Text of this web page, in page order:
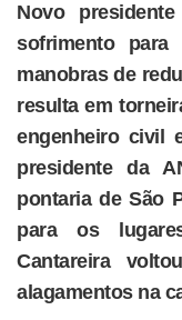
Novo
sofrimento
manobras de
resulta em
engenheiro civil
presidente da
pontaria de São
para os
Cantareira
alagamentos na